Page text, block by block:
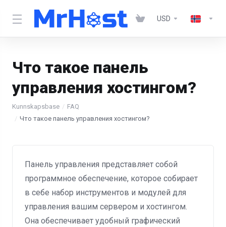
USD
Что такое панель
управления хостингом?
Kunnskapsbase
FAQ
Что такое панель управления хостингом?
Панель управления представляет собой
программное обеспечение, которое собирает
в себе набор инструментов и модулей для
управления вашим сервером и хостингом.
Она обеспечивает удобный графический